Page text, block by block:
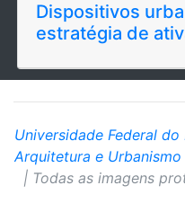
Dispositivos
estratégia de
Universidade Federal do
Arquitetura e Urbanismo
| Todas as imagens